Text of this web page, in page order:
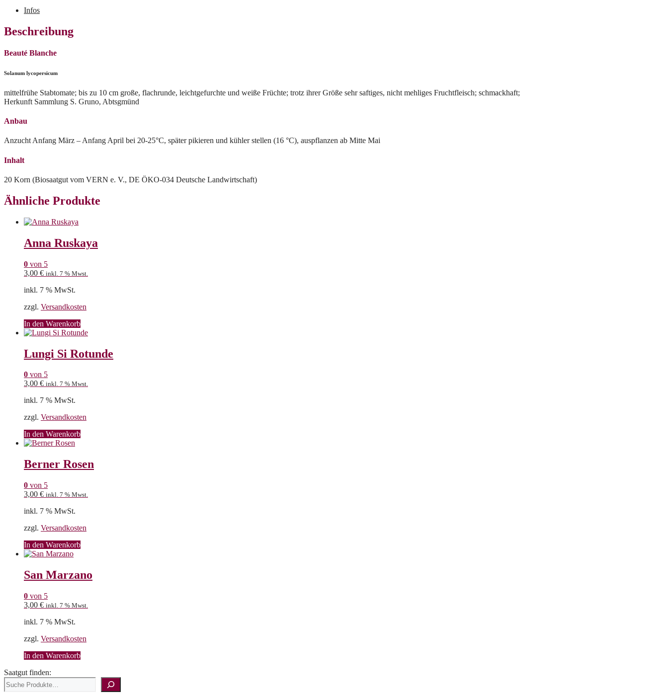
Infos
Beschreibung
Beauté Blanche
Solanum lycopersicum
mittelfrühe Stabtomate; bis zu 10 cm große, flachrunde, leichtgefurchte und weiße Früchte; trotz ihrer Größe sehr saftiges, nicht mehliges Fruchtfleisch; schmackhaft;
Herkunft Sammlung S. Gruno, Abtsgmünd
Anbau
Anzucht Anfang März – Anfang April bei 20-25°C, später pikieren und kühler stellen (16 °C), auspflanzen ab Mitte Mai
Inhalt
20 Korn (Biosaatgut vom VERN e. V., DE ÖKO-034 Deutsche Landwirtschaft)
Ähnliche Produkte
Anna Ruskaya
0 von 5
3,00 € inkl. 7 % Mwst.
inkl. 7 % MwSt.
zzgl. Versandkosten
In den Warenkorb
Lungi Si Rotunde
0 von 5
3,00 € inkl. 7 % Mwst.
inkl. 7 % MwSt.
zzgl. Versandkosten
In den Warenkorb
Berner Rosen
0 von 5
3,00 € inkl. 7 % Mwst.
inkl. 7 % MwSt.
zzgl. Versandkosten
In den Warenkorb
San Marzano
0 von 5
3,00 € inkl. 7 % Mwst.
inkl. 7 % MwSt.
zzgl. Versandkosten
In den Warenkorb
Saatgut finden: